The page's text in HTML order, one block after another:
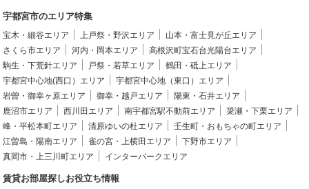
宇都宮市のエリア特集
宝木・細谷エリア 上戸祭・野沢エリア
山本・富士見が丘エリア
さくら市エリア
河内・岡本エリア
高根沢町宝石台光陽台エリア
駒生・下荒針エリア
戸祭・若草エリア
鶴田・砥上エリア
宇都宮中心地(西口）エリア
宇都宮中心地（東口）エリア
岩曽・御幸ヶ原エリア
御幸・越戸エリア
陽東・石井エリア
鹿沼市エリア
西川田エリア 南宇都宮駅不動前エリア
簗瀬・下栗エリア
峰・平松本町エリア
清原ゆいの杜エリア
壬生町・おもちゃの町エリア
江曽島・陽南エリア
雀の宮・上横田エリア
下野市エリア
真岡市・上三川町エリア
インターパークエリア
賃貸お部屋探しお役立ち情報